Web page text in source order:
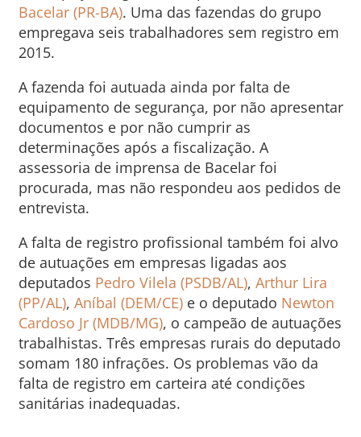
Bacelar (PR-BA). Uma das fazendas do grupo
empregava seis trabalhadores sem registro em
2015.
A fazenda foi autuada ainda por falta de
equipamento de segurança, por não apresentar
documentos e por não cumprir as
determinações após a fiscalização. A
assessoria de imprensa de Bacelar foi
procurada, mas não respondeu aos pedidos de
entrevista.
A falta de registro profissional também foi alvo
de autuações em empresas ligadas aos
deputados Pedro Vilela (PSDB/AL), Arthur Lira
(PP/AL), Aníbal (DEM/CE)e o deputado Newton
Cardoso Jr (MDB/MG), o campeão de autuações
trabalhistas. Três empresas rurais do deputado
somam 180 infrações. Os problemas vão da
falta de registro em carteira até condições
sanitárias inadequadas.